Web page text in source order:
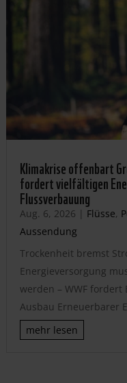
Klimakrise offenbart
fordert vielfältigen
Flussverbauung
Aug. 6, 2026 | Flüsse,
Aussendung
Trockenheit bremst
Energieversorgung
werden – WWF
Ausbau Erneuerbarer
mehr lesen